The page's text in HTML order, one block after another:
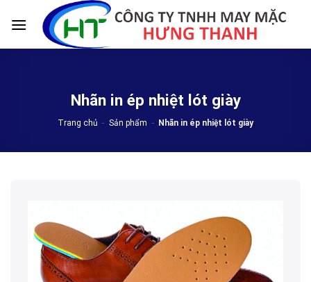
Nhãn in ép nhiệt lót giày
Trang chủ - Sản phẩm - Nhãn in ép nhiệt lót giày